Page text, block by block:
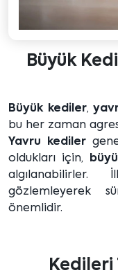
Büyük
Büyük kediler,
bu her zaman
Yavru kediler
oldukları için,
gözlemleyerek
önemlidir.
Kedileri